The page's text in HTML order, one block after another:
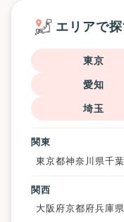
エリアで
東京
愛知
埼玉
関東
東京都神奈川県千
関西
大阪府京都府兵庫県